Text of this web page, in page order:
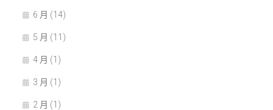
6 月 (14)
5 月 (11)
4 月 (1)
3 月 (1)
2 月 (1)